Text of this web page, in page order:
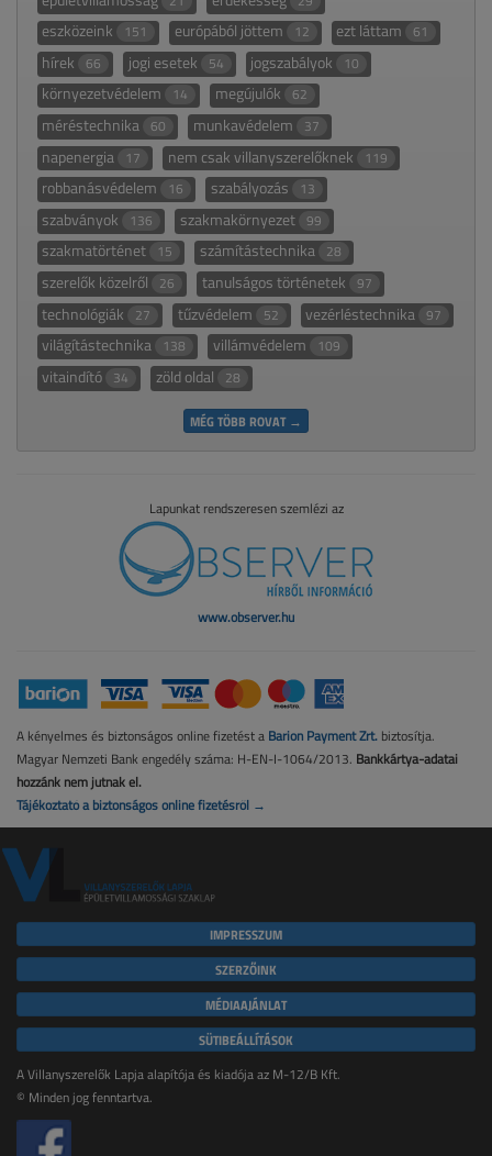
eszközeink 151 európából jöttem 12 ezt láttam 61
hírek 66 jogi esetek 54 jogszabályok 10
környezetvédelem 14 megújulók 62
méréstechnika 60 munkavédelem 37
napenergia 17 nem csak villanyszerelőknek 119
robbanásvédelem 16 szabályozás 13
szabványok 136 szakmakörnyezet 99
szakmatörténet 15 számítástechnika 28
szerelők közelről 26 tanulságos történetek 97
technológiák 27 tűzvédelem 52 vezérléstechnika 97
világítástechnika 138 villámvédelem 109
vitaindító 34 zöld oldal 28
MÉG TÖBB ROVAT →
Lapunkat rendszeresen szemlézi az
www.observer.hu
A kényelmes és biztonságos online fizetést a Barion Payment Zrt. biztosítja.
Magyar Nemzeti Bank engedély száma: H-EN-I-1064/2013. Bankkártya-adatai
hozzánk nem jutnak el.
Tájékoztató a biztonságos online fizetésről →
IMPRESSZUM
SZERZŐINK
MÉDIAAJÁNLAT
SÜTIBEÁLLÍTÁSOK
A Villanyszerelők Lapja alapítója és kiadója az M-12/B Kft.
© Minden jog fenntartva.